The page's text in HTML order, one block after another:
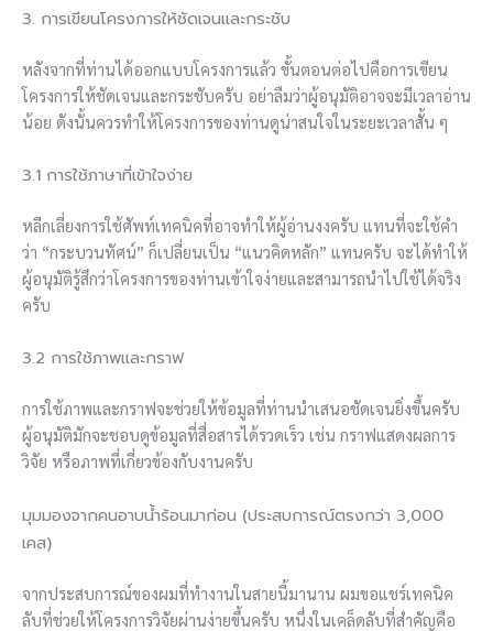
3. การเขียนโครงการให้ชัดเจนและกระชับ
หลังจากที่ท่านได้ออกแบบโครงการแล้ว ขั้นตอนต่อไปคือการเขียน
โครงการให้ชัดเจนและกระชับครับ อย่าลืมว่าผู้อนุมัติอาจจะมีเวลาอ่าน
น้อย ดังนั้นควรทำให้โครงการของท่านดูน่าสนใจในระยะเวลาสั้น ๆ
3.1 การใช้ภาษาที่เข้าใจง่าย
หลีกเลี่ยงการใช้ศัพท์เทคนิคที่อาจทำให้ผู้อ่านงงครับ แทนที่จะใช้คำ
ว่า “กระบวนทัศน์” ก็เปลี่ยนเป็น “แนวคิดหลัก” แทนครับ จะได้ทำให้
ผู้อนุมัติรู้สึกว่าโครงการของท่านเข้าใจง่ายและสามารถนำไปใช้ได้จริง
ครับ
3.2 การใช้ภาพและกราฟ
การใช้ภาพและกราฟจะช่วยให้ข้อมูลที่ท่านนำเสนอชัดเจนยิ่งขึ้นครับ
ผู้อนุมัติมักจะชอบดูข้อมูลที่สื่อสารได้รวดเร็ว เช่น กราฟแสดงผลการ
วิจัย หรือภาพที่เกี่ยวข้องกับงานครับ
มุมมองจากคนอาบน้ำร้อนมาก่อน (ประสบการณ์ตรงกว่า 3,000
เคส)
จากประสบการณ์ของผมที่ทำงานในสายนี้มานาน ผมขอแชร์เทคนิค
ลับที่ช่วยให้โครงการวิจัยผ่านง่ายขึ้นครับ หนึ่งในเคล็ดลับที่สำคัญคือ